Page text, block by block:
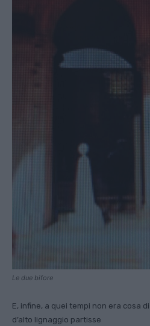
Le due bifore
E, infine, a quei tempi non era cosa
d’alto lignaggio partisse